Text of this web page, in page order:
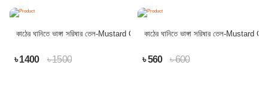
কাঠের ঘানিতে ভাঙ্গা সরিষার তেল-Mustard Oil
৳ 1400 ৳ 1500
কাঠের ঘানিতে ভাঙ্গা সরিষার তেল-Mustard Oil
৳ 560 ৳ 600